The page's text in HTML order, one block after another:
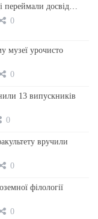
переймали досвід…
0
музеї урочисто
0
13 випускників
0
вручили
0
філології
0